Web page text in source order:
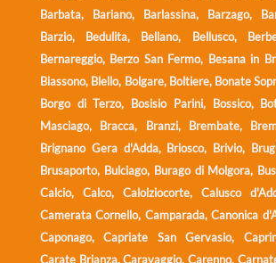
Barbata, Bariano, Barlassina, Barzago,
Barzio, Bedulita, Bellano, Bellusco,
Bernareggio, Berzo San Fermo, Besana in
Biassono, Blello, Bolgare, Boltiere, Bonate
Borgo di Terzo, Bosisio Parini, Bossico,
Masciago, Bracca, Branzi, Brembate,
Brignano Gera d'Adda, Briosco, Brivio,
Brusaporto, Bulciago, Burago di Molgora,
Calcio, Calco, Calolziocorte, Calusco
Camerata Cornello, Camparada, Canonica
Caponago, Capriate San Gervasio,
Carate Brianza, Caravaggio, Carenno,